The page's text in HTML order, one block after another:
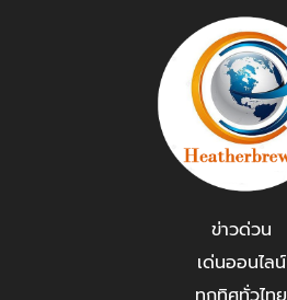
ข่าวด่วน
เด่นออนไลน์